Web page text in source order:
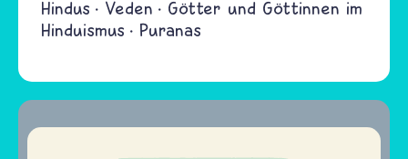
Hindus
Veden
Götter und Göttinnen im
Hinduismus
Puranas